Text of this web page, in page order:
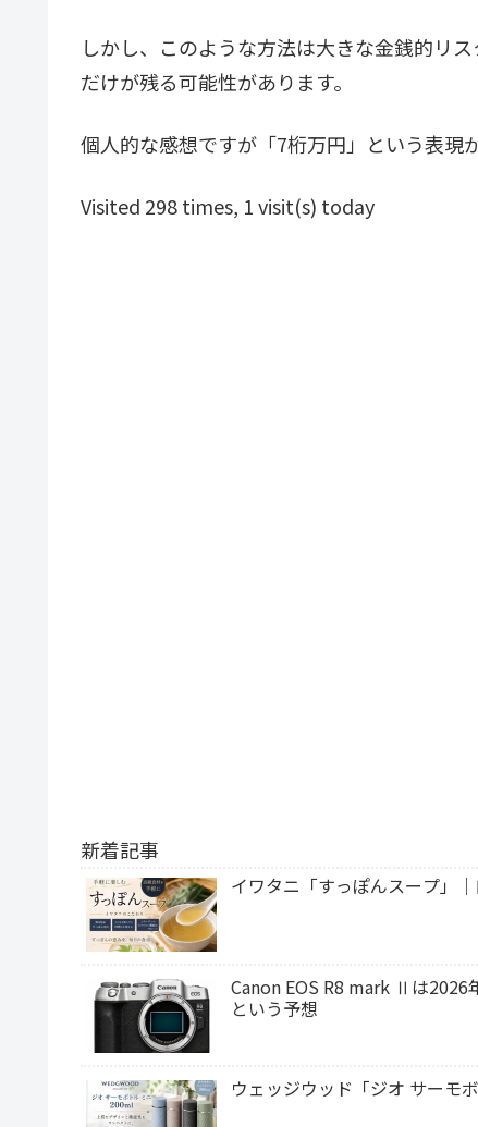
しかし、このような方法は大きな金銭的リ
だけが残る可能性があります。
個人的な感想ですが「7桁万円」という表現
Visited 298 times, 1 visit(s) today
新着記事
イワタニ「すっぽんスープ」
Canon EOS R8 mark Ⅱは2026
という予想
ウェッジウッド「ジオ サーモ